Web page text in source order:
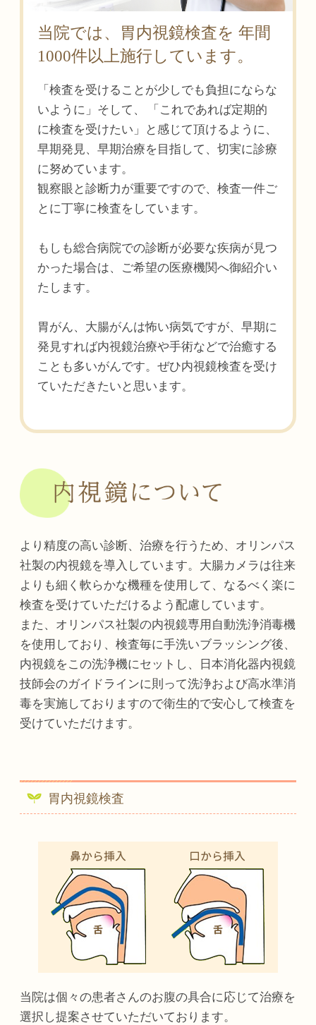
当院では、胃内視鏡検査を 年間
1000件以上施行しています。
「検査を受けることが少しでも負担にならな
いように」そして、 「これであれば定期的
に検査を受けたい」と感じて頂けるように、
早期発見、早期治療を目指して、切実に診療
に努めています。
観察眼と診断力が重要ですので、検査一件ご
とに丁寧に検査をしています。
もしも総合病院での診断が必要な疾病が見つ
かった場合は、ご希望の医療機関へ御紹介い
たします。
胃がん、大腸がんは怖い病気ですが、早期に
発見すれば内視鏡治療や手術などで治癒する
ことも多いがんです。ぜひ内視鏡検査を受け
ていただきたいと思います。
より精度の高い診断、治療を行うため、オリンパス
社製の内視鏡を導入しています。大腸カメラは往来
よりも細く軟らかな機種を使用して、なるべく楽に
検査を受けていただけるよう配慮しています。
また、オリンパス社製の内視鏡専用自動洗浄消毒機
を使用しており、検査毎に手洗いブラッシング後、
内視鏡をこの洗浄機にセットし、日本消化器内視鏡
技師会のガイドラインに則って洗浄および高水準消
毒を実施しておりますので衛生的で安心して検査を
受けていただけます。
胃内視鏡検査
当院は個々の患者さんのお腹の具合に応じて治療を
選択し提案させていただいております。